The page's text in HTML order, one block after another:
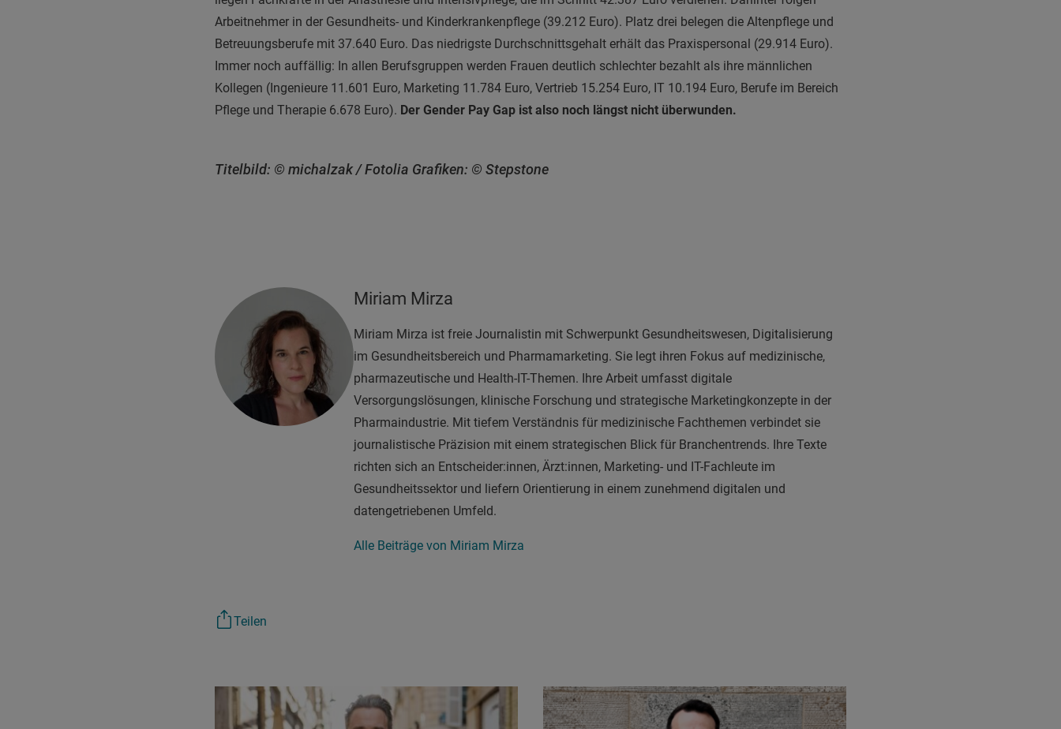
Arbeitnehmer in der Gesundheits- und Kinderkrankenpflege (39.212 Euro). Platz drei belegen die Altenpflege und
Betreuungsberufe mit 37.640 Euro. Das niedrigste Durchschnittsgehalt erhält das Praxispersonal (29.914 Euro).
Immer noch auffällig: In allen Berufsgruppen werden Frauen deutlich schlechter bezahlt als ihre männlichen
Kollegen (Ingenieure 11.601 Euro, Marketing 11.784 Euro, Vertrieb 15.254 Euro, IT 10.194 Euro, Berufe im Bereich
Pflege und Therapie 6.678 Euro). Der Gender Pay Gap ist also noch längst nicht überwunden.
Titelbild: © michalzak / Fotolia Grafiken: © Stepstone
Miriam Mirza
Miriam Mirza ist freie Journalistin mit Schwerpunkt Gesundheitswesen, Digitalisierung
im Gesundheitsbereich und Pharmamarketing. Sie legt ihren Fokus auf medizinische,
pharmazeutische und Health-IT-Themen. Ihre Arbeit umfasst digitale
Versorgungslösungen, klinische Forschung und strategische Marketingkonzepte in der
Pharmaindustrie. Mit tiefem Verständnis für medizinische Fachthemen verbindet sie
journalistische Präzision mit einem strategischen Blick für Branchentrends. Ihre Texte
richten sich an Entscheider:innen, Ärzt:innen, Marketing- und IT-Fachleute im
Gesundheitssektor und liefern Orientierung in einem zunehmend digitalen und
datengetriebenen Umfeld.
Alle Beiträge von Miriam Mirza
Teilen